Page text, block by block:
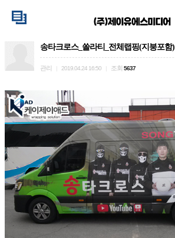
송타크로스_쏠라티_전체랩핑(지붕포함)
관리 2019.04.24 16:50 조회 5637